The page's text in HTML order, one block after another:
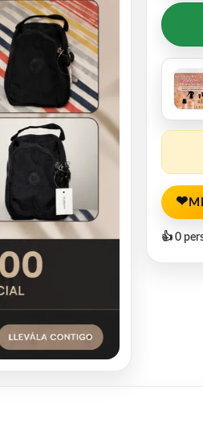
❤
👍 0